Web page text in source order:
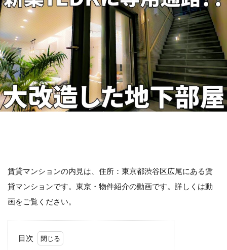
賃貸マンションの内見は、住所：東京都渋谷区広尾にある賃
貸マンションです。東京・物件紹介の動画です。詳しくは動
画をご覧ください。
目次